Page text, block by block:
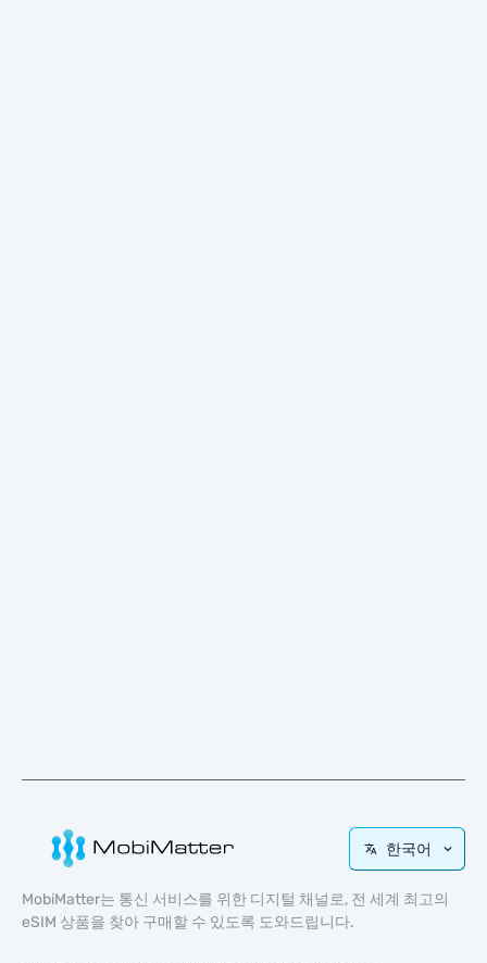
한국어
MobiMatter는 통신 서비스를 위한 디지털 채널로, 전 세계 최고의
eSIM 상품을 찾아 구매할 수 있도록 도와드립니다.